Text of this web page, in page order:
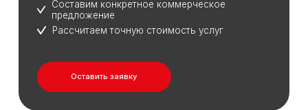
Составим конкретное коммерческое
предложение
Рассчитаем точную стоимость услуг
Оставить заявку